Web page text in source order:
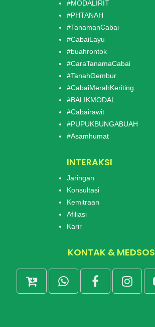
#MODALIRIT
#PHTANAH
#TanamanCabai
#CabaiLayu
#buahrontok
#CaraTanamaCabai
#TanahGembur
#CabaiMerahKeriting
#BALIKMODAL
#Cabairawit
#PUPUKBUNGABUAH
#Asamhumat
INTERAKSI
Jaringan
Konsultasi
Kemitraan
Afiliasi
Karir
KONTAK & MEDSOS